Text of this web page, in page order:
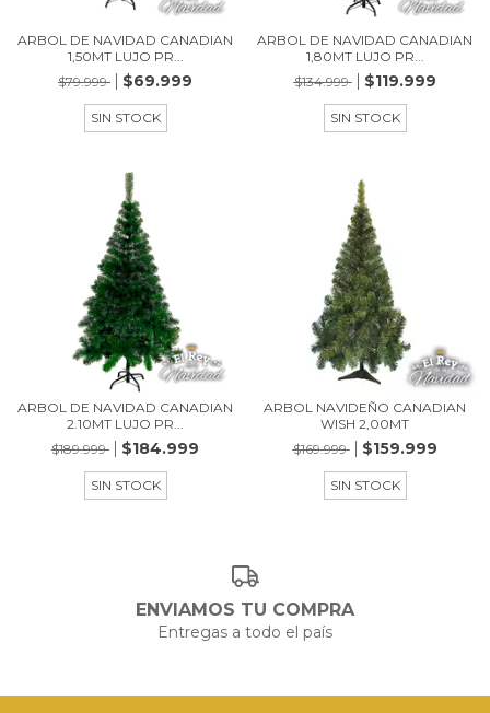
ARBOL DE NAVIDAD CANADIAN
1,50MT LUJO PR...
$79.999
$69.999
SIN STOCK
ARBOL DE NAVIDAD CANADIAN
1,80MT LUJO PR...
$134.999
$119.999
SIN STOCK
ARBOL DE NAVIDAD CANADIAN
2.10MT LUJO PR...
$189.999
$184.999
SIN STOCK
ARBOL NAVIDEÑO CANADIAN
WISH 2,00MT
$169.999
$159.999
SIN STOCK
ENVIAMOS TU COMPRA
Entregas a todo el país